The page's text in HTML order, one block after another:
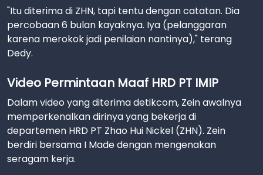
"Itu diterima di ZHN, tapi tentu dengan catatan. Dia
percobaan 6 bulan kayaknya. Iya (pelanggaran
karena merokok jadi penilaian nantinya)," terang
Dedy.
Video Permintaan Maaf HRD PT IMIP
Dalam video yang diterima detikcom, Zein awalnya
memperkenalkan dirinya yang bekerja di
departemen HRD PT Zhao Hui Nickel (ZHN). Zein
berdiri bersama I Made dengan mengenakan
seragam kerja.